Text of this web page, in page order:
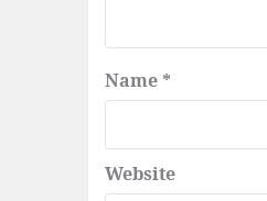
Name *
Website